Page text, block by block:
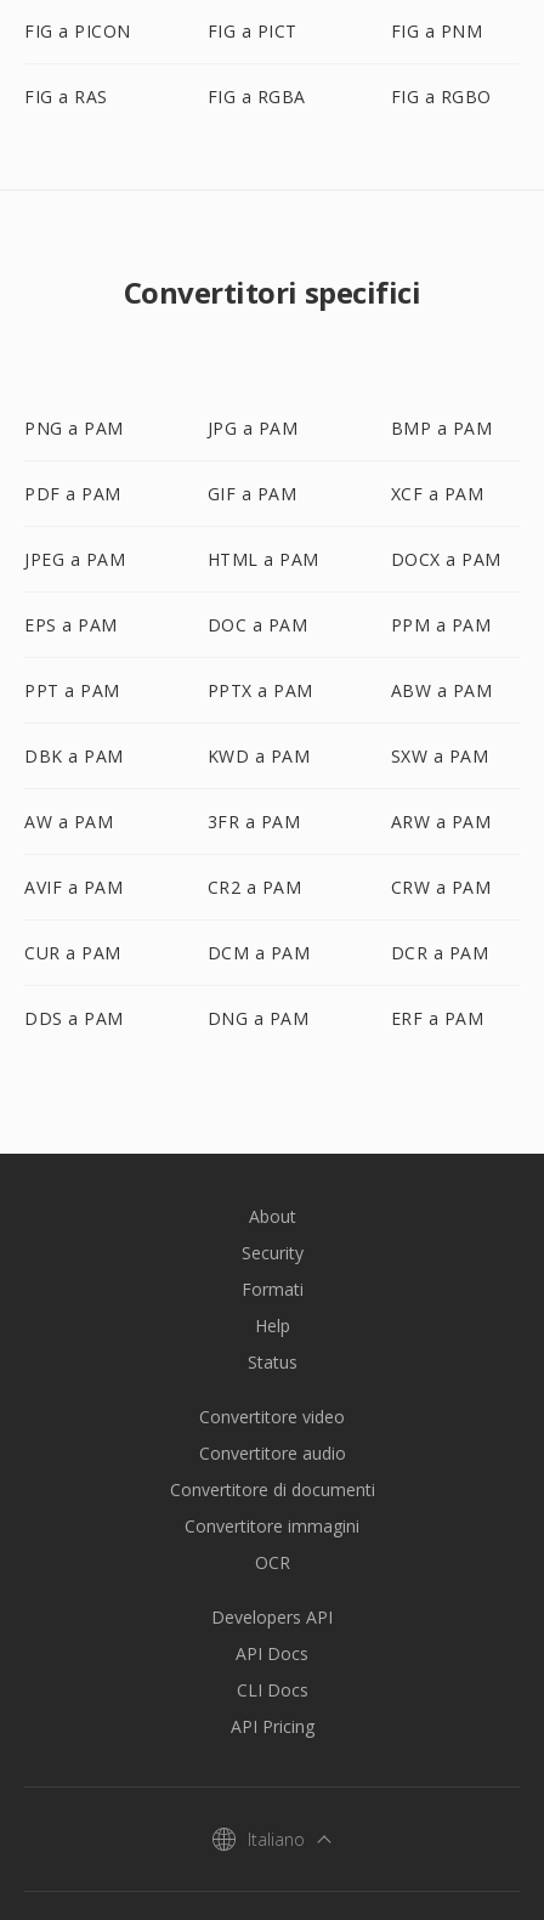
FIG a PICON FIG a PICT FIG a PNM
FIG a RAS FIG a RGBA FIG a RGBO
Convertitori specifici
PNG a PAM JPG a PAM BMP a PAM
PDF a PAM GIF a PAM XCF a PAM
JPEG a PAM HTML a PAM DOCX a PAM
EPS a PAM DOC a PAM PPM a PAM
PPT a PAM PPTX a PAM ABW a PAM
DBK a PAM KWD a PAM SXW a PAM
AW a PAM 3FR a PAM ARW a PAM
AVIF a PAM CR2 a PAM CRW a PAM
CUR a PAM DCM a PAM DCR a PAM
DDS a PAM DNG a PAM ERF a PAM
About
Security
Formati
Help
Status
Convertitore video
Convertitore audio
Convertitore di documenti
Convertitore immagini
OCR
Developers API
API Docs
CLI Docs
API Pricing
Italiano